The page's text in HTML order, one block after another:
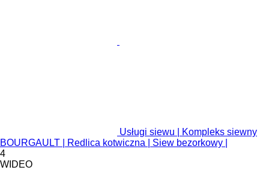
Usługi siewu | Kompleks siewny
BOURGAULT | Redlica kotwiczna | Siew bezorkowy |
4
WIDEO